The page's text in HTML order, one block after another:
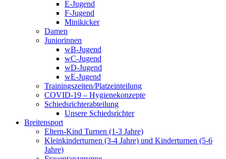
E-Jugend
F-Jugend
Minikicker
Damen
Juniorinnen
wB-Jugend
wC-Jugend
wD-Jugend
wE-Jugend
Trainingszeiten/Platzeinteilung
COVID-19 – Hygienekonzepte
Schiedsrichterabteilung
Unsere Schiedsrichter
Breitensport
Eltern-Kind Turnen (1-3 Jahre)
Kleinkinderturnen (3-4 Jahre) und Kinderturnen (5-6
Jahre)